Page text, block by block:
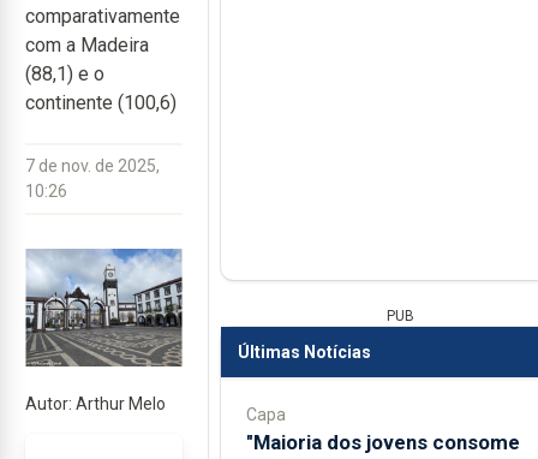
comparativamente
com a Madeira
(88,1) e o
continente (100,6)
7 de nov. de 2025,
10:26
Autor: Arthur Melo
PUB
Últimas Notícias
Capa
"Maioria dos jovens consome